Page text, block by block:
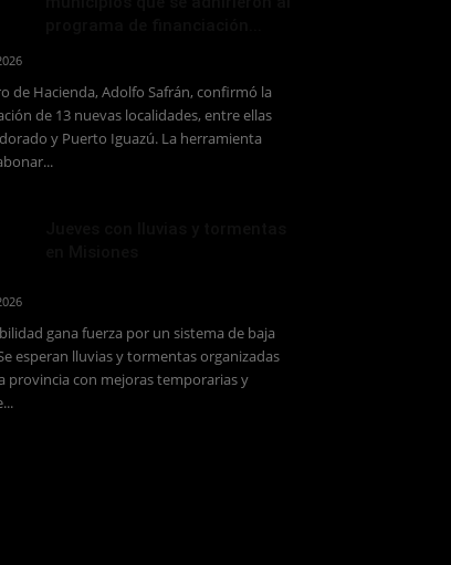
de Hacienda, Adolfo Safrán, confirmó la
de 13 nuevas localidades, entre ellas
y Puerto Iguazú. La herramienta
gana fuerza por un sistema de baja
esperan lluvias y tormentas organizadas
provincia con mejoras temporarias y